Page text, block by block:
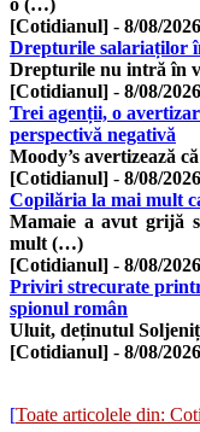
o (…)
[Cotidianul] - 8/08/2026
Drepturile salariaților
Drepturile nu intră în
[Cotidianul] - 8/08/2026
Trei agenții, o
perspectivă negativă
Moody’s avertizează
[Cotidianul] - 8/08/2026
Copilăria la mai mult
Mamaie a avut grijă
mult (…)
[Cotidianul] - 8/08/2026
Priviri strecurate
spionul român
Uluit, deținutul
[Cotidianul] - 8/08/2026
[Toate articolele din: